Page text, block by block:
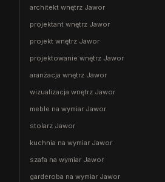
architekt wnętrz Jawor
projektant wnętrz Jawor
projekt wnętrz Jawor
projektowanie wnętrz Jawor
aranżacja wnętrz Jawor
wizualizacja wnętrz Jawor
meble na wymiar Jawor
stolarz Jawor
kuchnia na wymiar Jawor
szafa na wymiar Jawor
garderoba na wymiar Jawor